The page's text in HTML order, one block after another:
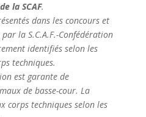
la SCAF.
dans les concours et
la S.C.A.F.-Confédération
identifiés selon les
techniques.
est garante de
de basse-cour. La
corps techniques selon les